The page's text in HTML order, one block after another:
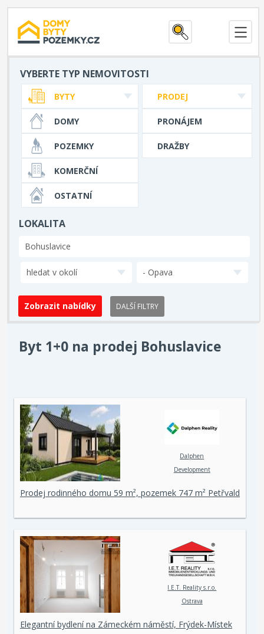
VYBERTE TYP NEMOVITOSTI
PRODEJ
PRONÁJEM
DRAŽBY
BYTY
DOMY
POZEMKY
KOMERČNÍ
OSTATNÍ
LOKALITA
hledat v okolí - Opava
DALŠÍ FILTRY
Byt 1+0 na prodej Bohuslavice
Dalphen
Development
Prodej rodinného domu 59 m², pozemek 747 m² Petřvald
I.E.T. Reality s.r.o.
Ostrava
Elegantní bydlení na Zámeckém náměstí, Frýdek-Místek